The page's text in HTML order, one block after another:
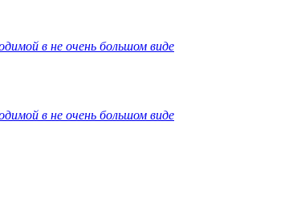
в не очень большом виде
в не очень большом виде